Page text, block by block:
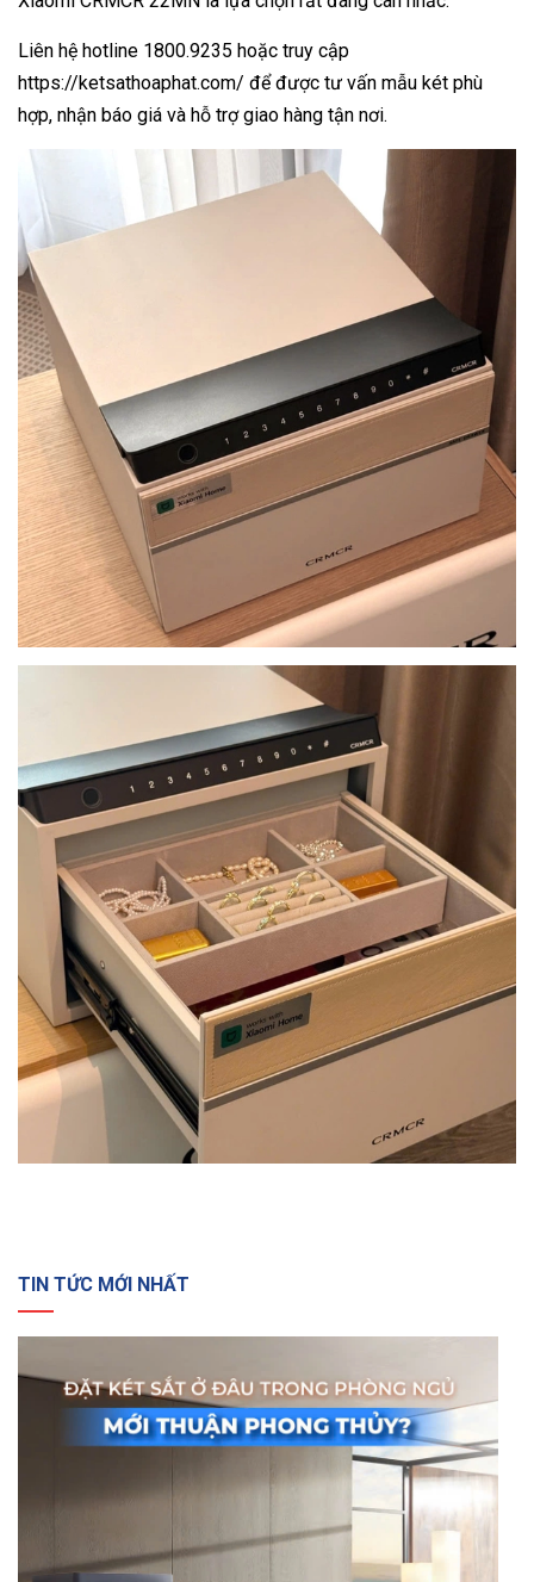
Liên hệ hotline 1800.9235 hoặc truy cập
https://ketsathoaphat.com/ để được tư vấn mẫu két phù
hợp, nhận báo giá và hỗ trợ giao hàng tận nơi.
TIN TỨC MỚI NHẤT